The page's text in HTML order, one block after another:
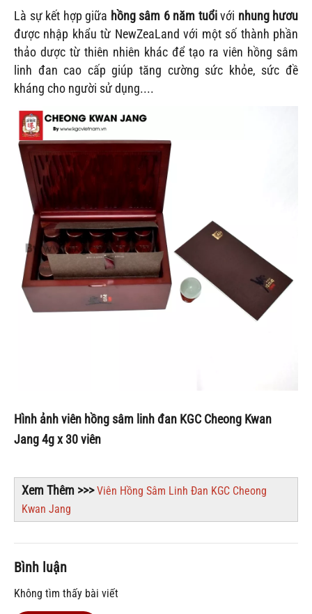
Là sự kết hợp giữa hồng sâm 6 năm tuổivới nhung hươu
được nhập khẩu từ NewZeaLand với một số thành phần
thảo dược từ thiên nhiên khác để tạo ra viên hồng sâm
linh đan cao cấp giúp tăng cường sức khỏe, sức đề
kháng cho người sử dụng....
Hình ảnh viên hồng sâm linh đan KGC Cheong Kwan
Jang 4g x 30 viên
Xem Thêm >>>Viên Hồng Sâm Linh Đan KGC Cheong
Kwan Jang
Bình luận
Không tìm thấy bài viết